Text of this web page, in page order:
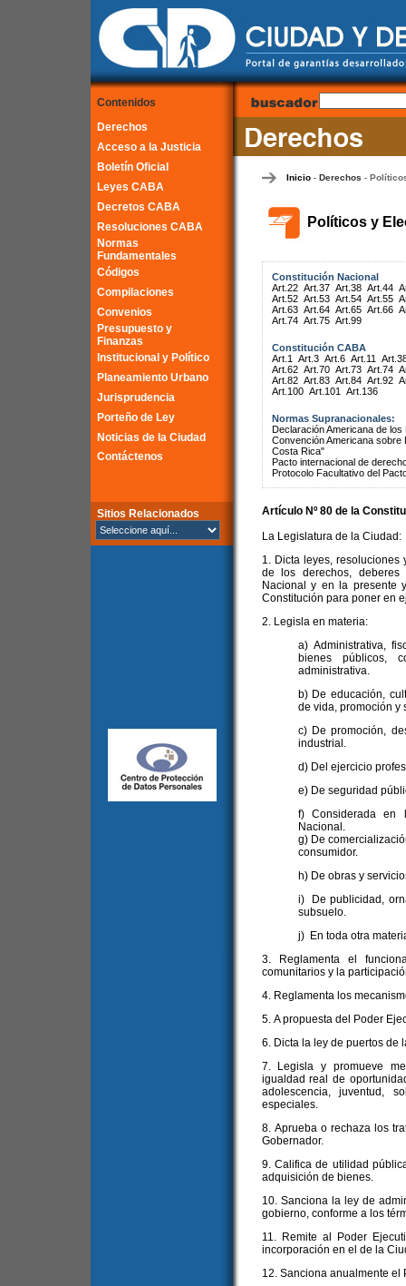
Contenidos
Derechos
Acceso a la Justicia
Boletín Oficial
Leyes CABA
Decretos CABA
Resoluciones CABA
Normas
Fundamentales
Códigos
Compilaciones
Convenios
Presupuesto y
Finanzas
Institucional y Político
Planeamiento Urbano
Jurisprudencia
Porteño de Ley
Noticias de la Ciudad
Contáctenos
Sitios Relacionados
Inicio- Derechos -
Políticos y
Constitución Nacional
Art.22 Art.37 Art.38 Art.44
Art.52 Art.53 Art.54 Art.55
Art.63 Art.64 Art.65 Art.66
Art.74 Art.75 Art.99
Constitución CABA
Art.1
Art.3 Art.6 Art.11
Art.62 Art.70 Art.73 Art.74
Art.82 Art.83 Art.84 Art.92
Art.100 Art.101 Art.136
Normas Supranacionales:
Declaración Americana de
Convención Americana
Costa Rica"
Pacto internacional de
Protocolo Facultativo del
Artículo Nº 80 de la
La Legislatura de la Ciudad:
1. Dicta leyes,
de los derechos,
Nacional y en la presente
Constitución para poner en
2. Legisla en materia:
a) Administrativa,
bienes públicos,
administrativa.
b) De educación,
de vida, promoción y
c) De promoción,
industrial.
d) Del ejercicio
e) De seguridad
f) Considerada en
Nacional.
g) De
consumidor.
h) De obras y
i) De publicidad,
subsuelo.
j) En toda otra
3. Reglamenta el
comunitarios y la
4. Reglamenta los
5. A propuesta del Poder
6. Dicta la ley de puertos de
7. Legisla y promueve
igualdad real de
adolescencia, juventud,
especiales.
8. Aprueba o rechaza los
Gobernador.
9. Califica de utilidad
adquisición de bienes.
10. Sanciona la ley de
gobierno, conforme a los
11. Remite al Poder
incorporación en el de la
12. Sanciona anualmente el